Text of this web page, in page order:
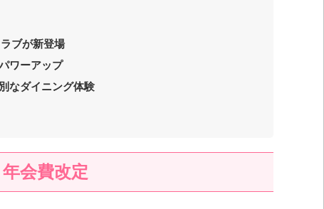
ブが新登場
ワーアップ
なダイニング体験
年会費改定